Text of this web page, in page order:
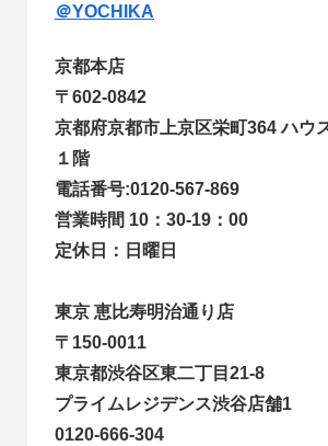
＠YOCHIKA
京都本店
〒602-0842
京都府京都市上京区栄町364 ハウ
１階
電話番号:0120-567-869
営業時間 10：30-19：00
定休日：日曜日
東京 恵比寿明治通り店
〒150-0011
東京都渋谷区東二丁目21-8
プライムレジデンス渋谷店舗1
0120-666-304